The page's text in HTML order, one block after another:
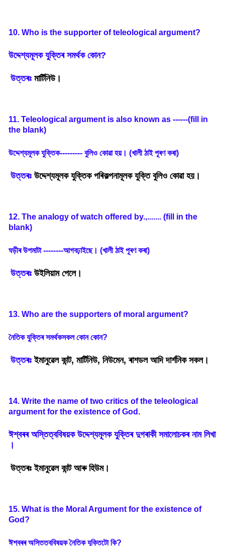
10. Who is the supporter of teleological argument?
উদ্দেশ্যমূলক যুক্তিৰ সমৰ্থক কোন?
উত্তৰঃ মাৰ্টিনিউ।
11. Teleological argument is also known as ------(fill in
the blank)
উদ্দেশ্যমূলক যুক্তিক--------- বুলিও কোৱা হয়। (খালী ঠাই পূৰণ কৰা)
উত্তৰঃ উদ্দেশ্যমূলক যুক্তিক পৰিকল্পনামূলক যুক্তি বুলিও কোৱা হয়।
12. The analogy of watch offered by.,....... (fill in the
blank)
ঘড়ীৰ উপমাটা--------আগবঢ়াইছে। (খালী ঠাই পূৰণ কৰা)
উত্তৰঃ উইলিয়াম পেলে।
13. Who are the supporters of moral argument?
নৈতিক যুক্তিৰ সমৰ্থকসকল কোন কোন?
উত্তৰঃ ইমানুৱেল কান্ট, মাৰ্টিনিউ, নিউমেন, ৰাশডল আদি দাৰ্শনিক সকল।
14. Write the name of two critics of the teleological
argument for the existence of God.
ঈশ্বৰৰ অস্তিত্ববিষয়ক উদ্দেশ্যমূলক যুক্তিৰ দুগৰাকী সমালোচকৰ নাম লিখা
।
উত্তৰঃ ইমানুৱেল কান্ট আৰু হিউম।
15. What is the Moral Argument for the existence of
God?
ঈশ্বৰৰ অস্তিত্ববিষয়ক নৈতিক যুক্তিটো কি?